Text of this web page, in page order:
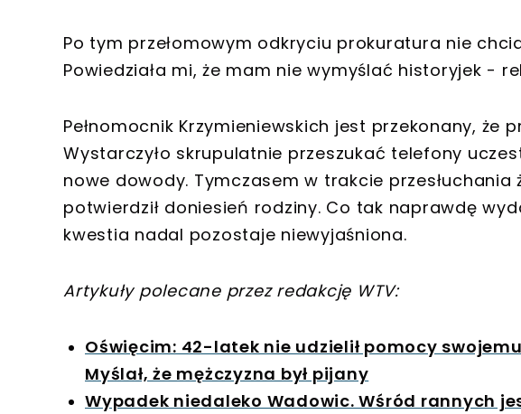
Po tym przełomowym odkryciu prokuratura nie
Powiedziała mi, że mam nie wymyślać historyjek -
Pełnomocnik Krzymieniewskich jest przekonany, że
Wystarczyło skrupulatnie przeszukać telefony
nowe dowody. Tymczasem w trakcie przesłuchania
potwierdził doniesień rodziny. Co tak naprawdę
kwestia nadal pozostaje niewyjaśniona.
Artykuły polecane przez redakcję WTV:
Oświęcim: 42-latek nie udzielił pomocy
Myślał, że mężczyzna był pijany
Wypadek niedaleko Wadowic. Wśród rannych